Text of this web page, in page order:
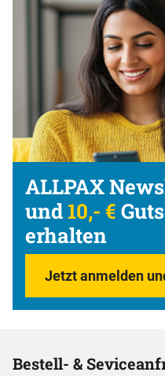
ALLPAX
und10,- €
erhalten
Jetzt anmelden
Bestell- &